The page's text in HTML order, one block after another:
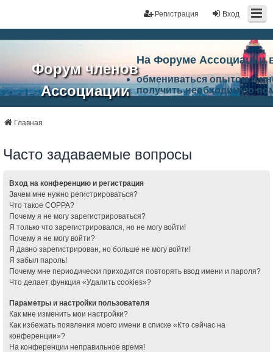
Вход
Регистрация
Форум членов
Ассоциации
портал"
На Форуме Ассоциации
обмениваться опытом и
получить необходимую
работа Форума
Главная
Часто задаваемые вопросы
Вход на конференцию и регистрация
Зачем мне нужно регистрироваться?
Что такое COPPA?
Почему я не могу зарегистрироваться?
Я только что зарегистрировался, но не могу войти!
Почему я не могу войти?
Я давно зарегистрирован, но больше не могу войти!
Я забыл пароль!
Почему мне периодически приходится повторять ввод имени и пароля?
Что делает функция «Удалить cookies»?
Параметры и настройки пользователя
Как мне изменить мои настройки?
Как избежать появления моего имени в списке «Кто сейчас на
конференции»?
На конференции неправильное время!